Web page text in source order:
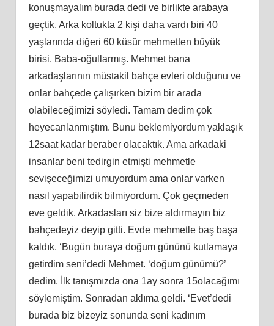
konuşmayalım burada dedi ve birlikte arabaya
geçtik. Arka koltukta 2 kişi daha vardı biri 40
yaşlarında diğeri 60 küsür mehmetten büyük
birisi. Baba-oğullarmış. Mehmet bana
arkadaşlarının müstakil bahçe evleri olduğunu ve
onlar bahçede çalışırken bizim bir arada
olabileceğimizi söyledi. Tamam dedim çok
heyecanlanmıştım. Bunu beklemiyordum yaklaşık
12saat kadar beraber olacaktık. Ama arkadaki
insanlar beni tedirgin etmişti mehmetle
sevişeceğimizi umuyordum ama onlar varken
nasıl yapabilirdik bilmiyordum. Çok geçmeden
eve geldik. Arkadasları siz bize aldırmayın biz
bahçedeyiz deyip gitti. Evde mehmetle baş başa
kaldık. ‘Bugün buraya doğum gününü kutlamaya
getirdim seni’dedi Mehmet. ‘doğum günümü?’
dedim. İlk tanışmızda ona 1ay sonra 15olacağımı
söylemiştim. Sonradan aklıma geldi. ‘Evet’dedi
burada biz bizeyiz sonunda seni kadınım